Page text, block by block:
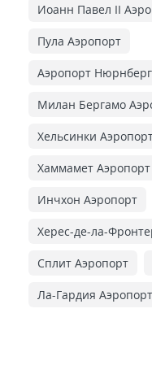
Иоанн Павел II
Пула Аэропорт
Аэропорт
Милан Бергамо
Хельсинки
Хаммамет
Инчхон Аэропорт
Херес-де-ла-
Сплит Аэропорт
Ла-Гардия